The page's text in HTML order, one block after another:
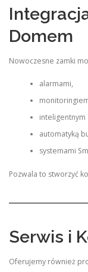
Domem
Nowoczesne zamki
alarmami,
automatyką
systemami
Pozwala to stworzyć
Serwis i
Oferujemy również